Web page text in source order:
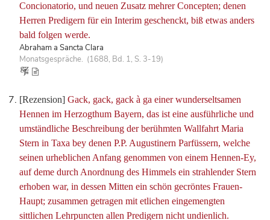
Concionatorio, und neuen Zusatz mehrer Concepten; denen
Herren Predigern für ein Interim geschenckt, biß etwas anders
bald folgen werde.
Abraham a Sancta Clara
Monatsgespräche. (1688, Bd. 1, S. 3-19)
[Rezension] Gack, gack, gack à ga einer wunderseltsamen
Hennen im Herzogthum Bayern, das ist eine ausführliche und
umständliche Beschreibung der berühmten Wallfahrt Maria
Stern in Taxa bey denen P.P. Augustinern Parfüssern, welche
seinen urheblichen Anfang genommen von einem Hennen-Ey,
auf deme durch Anordnung des Himmels ein strahlender Stern
erhoben war, in dessen Mitten ein schön gecröntes Frauen-
Haupt; zusammen getragen mit etlichen eingemengten
sittlichen Lehrpuncten allen Predigern nicht undienlich.